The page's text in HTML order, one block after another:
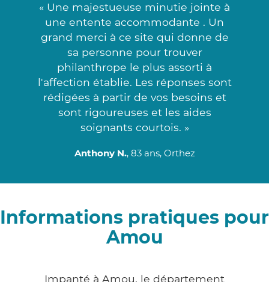
« Une majestueuse minutie jointe à
une entente accommodante . Un
grand merci à ce site qui donne de
sa personne pour trouver
philanthrope le plus assorti à
l'affection établie. Les réponses sont
rédigées à partir de vos besoins et
sont rigoureuses et les aides
soignants courtois. »
Anthony N., 83 ans, Orthez
Informations pratiques pour
Amou
Impanté à Amou, le département